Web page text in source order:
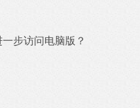
步访问电脑版？